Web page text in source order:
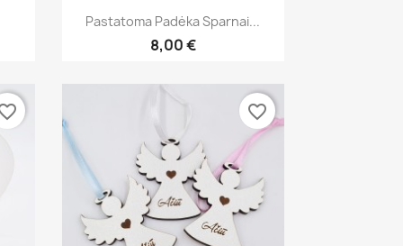
Greita peržiūra
Pastatoma Padėka Sparnai...
8,00 €
favorite_border